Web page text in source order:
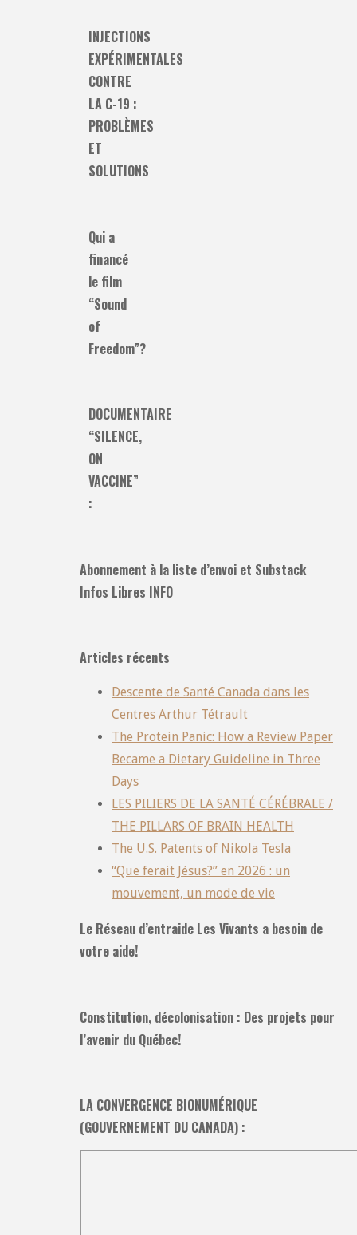
INJECTIONS
EXPÉRIMENTALES
CONTRE
LA C-19 :
PROBLÈMES
ET
SOLUTIONS
Qui a
financé
le film
“Sound
of
Freedom”?
DOCUMENTAIRE
“SILENCE,
ON
VACCINE”
:
Abonnement à la liste d’envoi et Substack
Infos Libres INFO
Articles récents
Descente de Santé Canada dans les
Centres Arthur Tétrault
The Protein Panic: How a Review Paper
Became a Dietary Guideline in Three
Days
LES PILIERS DE LA SANTÉ CÉRÉBRALE /
THE PILLARS OF BRAIN HEALTH
The U.S. Patents of Nikola Tesla
“Que ferait Jésus?” en 2026 : un
mouvement, un mode de vie
Le Réseau d’entraide Les Vivants a besoin de
votre aide!
Constitution, décolonisation : Des projets pour
l’avenir du Québec!
LA CONVERGENCE BIONUMÉRIQUE
(GOUVERNEMENT DU CANADA) :